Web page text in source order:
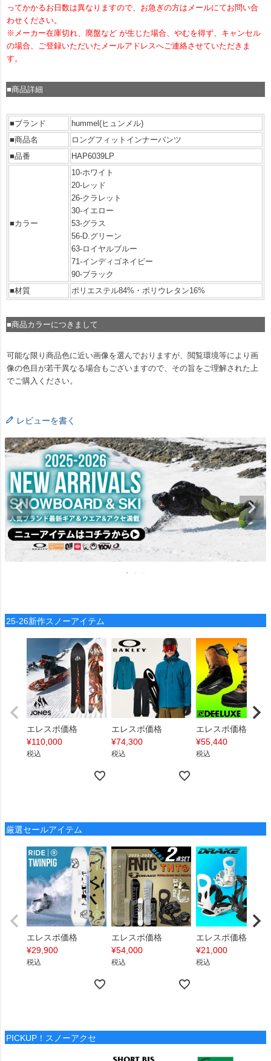
ってかかるお日数は異なりますので、お急ぎの方はメールにてお問い合
わせください。
※メーカー在庫切れ、廃盤など が生じた場合、やむを得ず、キャンセル
の場合、ご登録いただいたメールアドレスへご連絡させていただきま
す。
■商品詳細
■ブランド
hummel(ヒュンメル)
■商品名
ロングフィットインナーパンツ
■品番
HAP6039LP
■カラー
10-ホワイト
20-レッド
26-クラレット
30-イエロー
53-グラス
56-D.グリーン
63-ロイヤルブルー
71-インディゴネイビー
90-ブラック
■材質
ポリエステル84%・ポリウレタン16%
■商品カラーにつきまして
可能な限り商品色に近い画像を選んでおりますが、閲覧環境等により画
像の色目が若干異なる場合もございますので、その旨をご理解された上
でご購入ください。
レビューを書く
25-26新作スノーアイテム
エレスポ価格
¥110,000
税込
エレスポ価格
¥74,300
税込
エレスポ価格
¥55,440
税込
厳選セールアイテム
エレスポ価格
¥29,900
税込
エレスポ価格
¥54,000
税込
エレスポ価格
¥21,000
税込
PICKUP！スノーアクセ